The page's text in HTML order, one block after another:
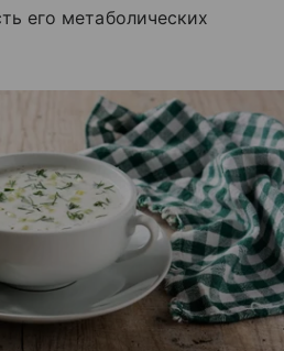
его метаболических